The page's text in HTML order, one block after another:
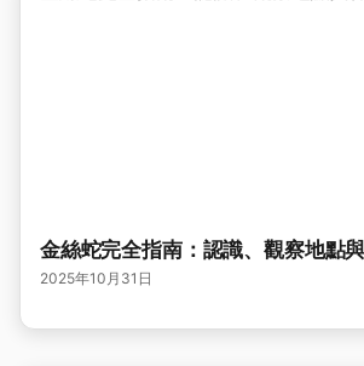
金絲蛇完全指南：認識、觀察地點
2025年10月31日